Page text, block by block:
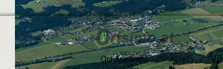
Ort Auswahl